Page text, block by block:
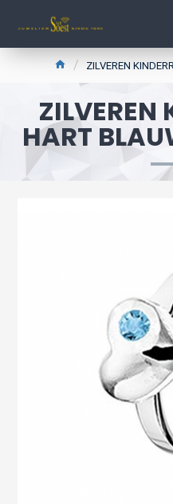
ZILVEREN
ZILVEREN
HART